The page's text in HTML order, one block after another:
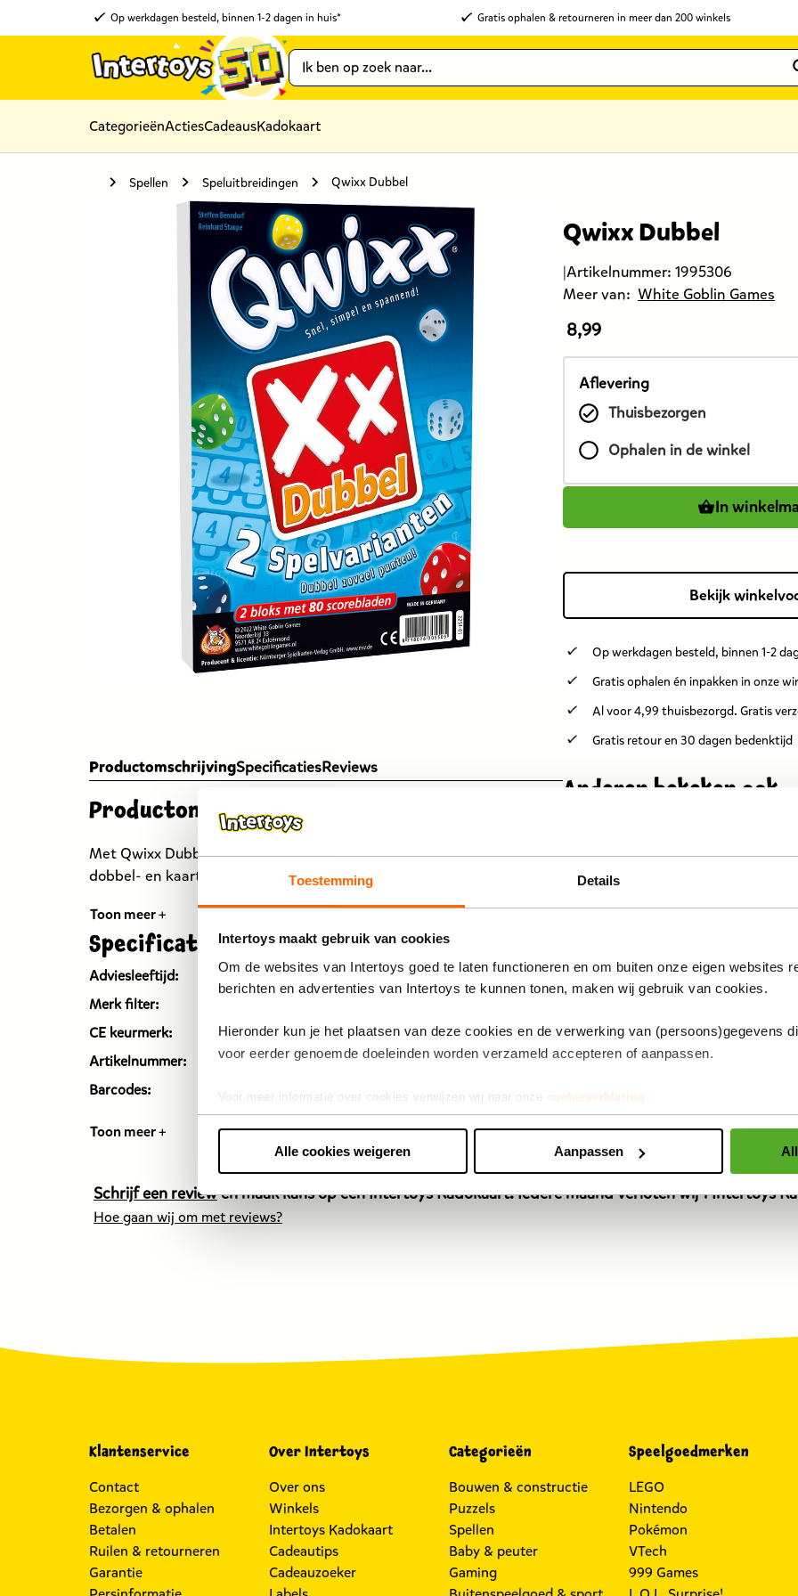
Toestemming Details
Intertoys maakt gebruik van cookies
Om de websites van Intertoys goed te laten functioneren en om buiten onze eigen websites
berichten en advertenties van Intertoys te kunnen tonen, maken wij gebruik van cookies.
Hieronder kun je het plaatsen van deze cookies en de verwerking van (persoons)gegevens
voor eerder genoemde doeleinden worden verzameld accepteren of aanpassen.
Voor meer informatie over cookies verwijzen wij naar onze cookieverklaring
Alle cookies weigeren Aanpassen
Op werkdagen besteld, binnen 1-2 dagen in huis* Gratis ophalen & retourneren in meer dan 200 winkels
CategorieënActiesCadeausKadokaart
Spellen Speluitbreidingen Qwixx Dubbel
Qwixx Dubbel
|Artikelnummer: 1995306
Meer van: White Goblin Games
De
prijs
van
product
8,99
euro.
8,99
Aflevering
Thuisbezorgen
Ophalen in de winkel
In
Bekijk
Op werkdagen besteld, binnen 1-2
Gratis ophalen én inpakken in onze
Al voor 4,99 thuisbezorgd. Gratis
Gratis retour en 30 dagen bedenktijd
ProductomschrijvingSpecificatiesReviews
Productomschrijving
Met Qwixx Dubbel ontvang je twee spelvarianten voor het populaire
dobbel- en kaartspel Qwixx!
Toon meer +
Specificaties
Adviesleeftijd:
Vanaf 8 tot 99 jaar
Merk filter:
CE keurmerk:
Ja
Artikelnummer:
1995306
Barcodes:
8718026305505
Toon meer +
Anderen bekeken ook
Qwixx connected
De
van
dit
product
is
7,99
7,99
Schrijf een reviewen maak kans op een Intertoys Kadokaart. Iedere maand verloten wij 1 Intertoys
Hoe gaan wij om met reviews?
Klantenservice
Contact
Bezorgen & ophalen
Betalen
Ruilen & retourneren
Garantie
Over Intertoys
Over ons
Winkels
Intertoys Kadokaart
Cadeautips
Cadeauzoeker
Categorieën
Bouwen & constructie
Puzzels
Spellen
Baby & peuter
Gaming
Speelgoedmerken
LEGO
Nintendo
Pokémon
VTech
999 Games